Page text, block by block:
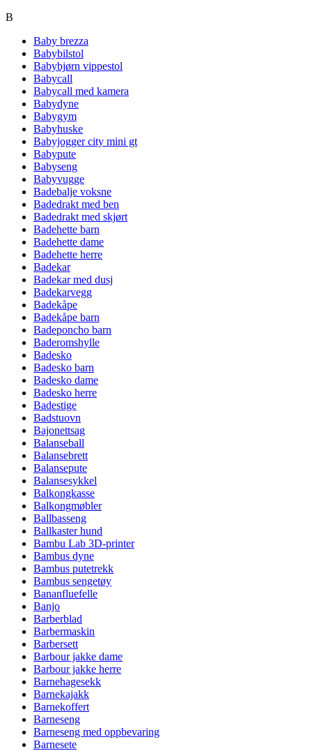
B
Baby brezza
Babybilstol
Babybjørn vippestol
Babycall
Babycall med kamera
Babydyne
Babygym
Babyhuske
Babyjogger city mini gt
Babypute
Babyseng
Babyvugge
Badebalje voksne
Badedrakt med ben
Badedrakt med skjørt
Badehette barn
Badehette dame
Badehette herre
Badekar
Badekar med dusj
Badekarvegg
Badekåpe
Badekåpe barn
Badeponcho barn
Baderomshylle
Badesko
Badesko barn
Badesko dame
Badesko herre
Badestige
Badstuovn
Bajonettsag
Balanseball
Balansebrett
Balansepute
Balansesykkel
Balkongkasse
Balkongmøbler
Ballbasseng
Ballkaster hund
Bambu Lab 3D-printer
Bambus dyne
Bambus putetrekk
Bambus sengetøy
Bananfluefelle
Banjo
Barberblad
Barbermaskin
Barbersett
Barbour jakke dame
Barbour jakke herre
Barnehagesekk
Barnekajakk
Barnekoffert
Barneseng
Barneseng med oppbevaring
Barnesete